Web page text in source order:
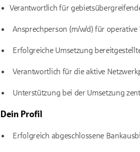
Verantwortlich für
Ansprechperson (m/w/d) für operative
Erfolgreiche Umsetzung
Verantwortlich für die aktive
Unterstützung bei der Umsetzung
Dein Profil
Erfolgreich abgeschlossene